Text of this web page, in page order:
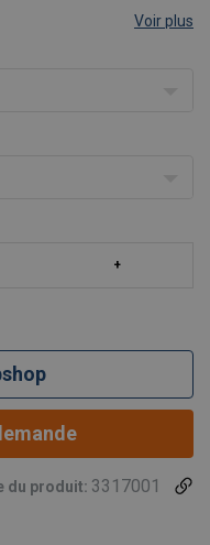
la pince
acier (T
Voir plus
du produit: 3317001